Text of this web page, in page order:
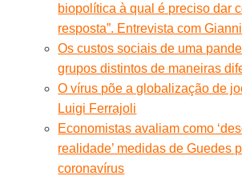
biopolítica à qual é preciso dar
resposta”. Entrevista com
Os custos sociais de uma
grupos distintos de maneiras
O vírus põe a globalização de
Luigi Ferrajoli
Economistas avaliam como
realidade’ medidas de Guedes
coronavírus